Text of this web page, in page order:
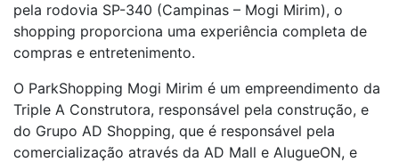
pela rodovia SP-340 (Campinas – Mogi Mirim), o
shopping proporciona uma experiência completa de
compras e entretenimento.
O ParkShopping Mogi Mirim é um empreendimento da
Triple A Construtora, responsável pela construção, e
do Grupo AD Shopping, que é responsável pela
comercialização através da AD Mall e AlugueON, e